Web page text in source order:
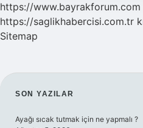
https://www.bayrakforum.com
https://saglikhabercisi.com.tr
Sitemap
SIDEBAR
SON YAZILAR
Ayağı sıcak tutmak için ne yapmalı ?